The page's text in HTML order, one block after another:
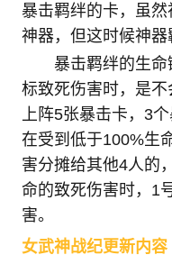
暴击羁绊的卡，虽
神器，但这时候神
暴击羁绊的生
标致死伤害时，是
上阵5张暴击卡，3
在受到低于100%生
害分摊给其他4人的
命的致死伤害时，1
害。
女武神战纪更新内容